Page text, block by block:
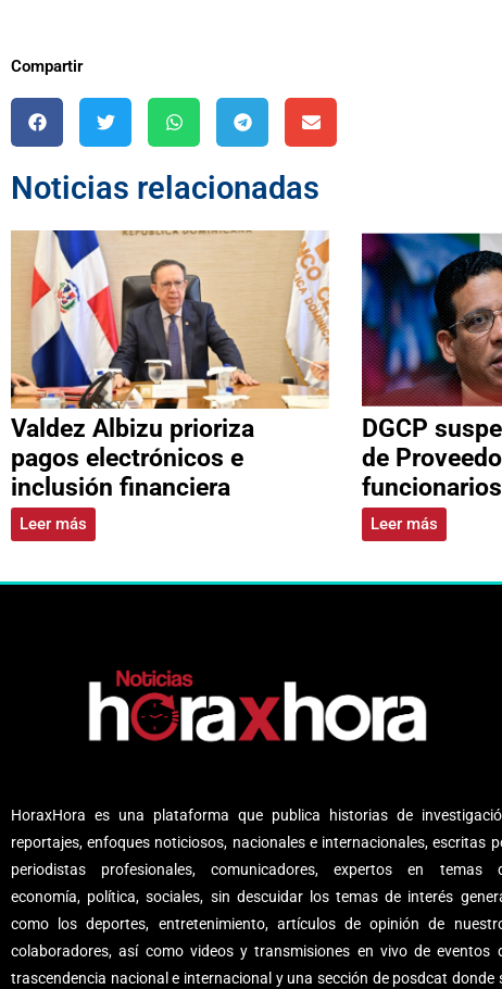
Compartir
Noticias relacionadas
Valdez Albizu prioriza
pagos electrónicos e
inclusión financiera
Leer más
DGCP
de
Leer más
HoraxHora es una plataforma que publica historias de
reportajes, enfoques noticiosos, nacionales e internacionales, escritas
periodistas profesionales, comunicadores, expertos en temas
economía, política, sociales, sin descuidar los temas de interés
como los deportes, entretenimiento, artículos de opinión de
colaboradores, así como videos y transmisiones en vivo de eventos
trascendencia nacional e internacional y una sección de posdcat donde